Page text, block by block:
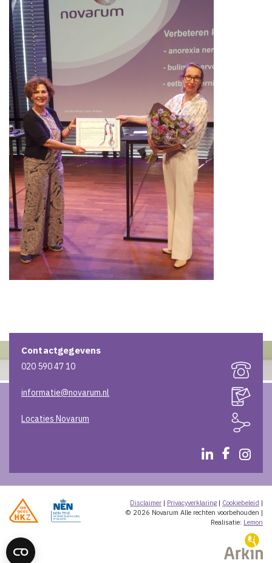
Contactgegevens
020 590 47 10
informatie@novarum.nl
Locaties Novarum
Disclaimer | Privacyverklaring | Cookiebeleid |
© 2026 Novarum Alle rechten voorbehouden |
Realisatie: Lemon